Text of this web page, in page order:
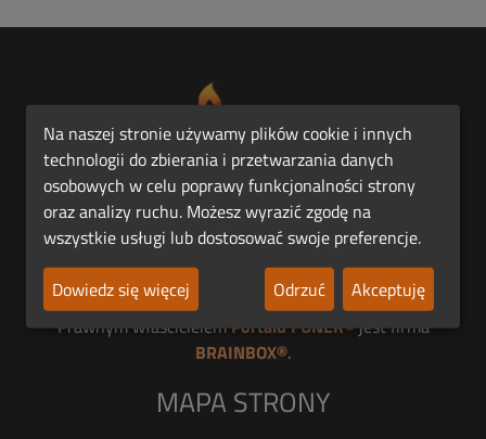
Pierwsza Polska Platforma Funeralna FUNER®.
Jesteśmy członkiem
Prawnym właścicielemPortalu FUNER®jest firma
BRAINBOX®.
MAPA STRONY
Na naszej stronie używamy plików cookie i innych
technologii do zbierania i przetwarzania danych
osobowych w celu poprawy funkcjonalności strony
oraz analizy ruchu. Możesz wyrazić zgodę na
wszystkie usługi lub dostosować swoje preferencje.
Dowiedz się więcej
Odrzuć Akceptuję